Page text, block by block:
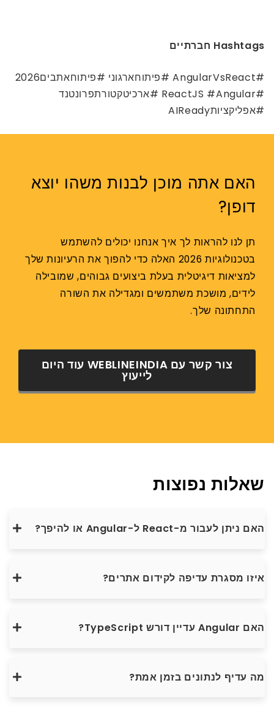
Hashtags חברתיים
#AngularVsReact #פיתוחארגוני #פיתוחאתבים2026
#ReactJS #Angular #ארכיטקטורתפרונטנד
#אפליקציותAIReady
האם אתה מוכן לבנות משהו יוצא
דופן?
תן לנו להראות לך איך אנחנו יכולים להשתמש
בטכנולוגיות 2026 האלה כדי להפוך את הרעיונות שלך
למציאות דיגיטלית בעלת ביצועים גבוהים, שמובילה
לידים, מושכת משתמשים ומגדילה את השורה
התחתונה שלך.
צור קשר עם WEBLINEINDIA עוד היום
לייעוץ
שאלות נפוצות
האם ניתן לעבור מ-React ל-Angular או להיפך?
איזו מסגרת עדיפה לקידום אתרים?
האם Angular עדיין דורש TypeScript?
מה עדיף לנתונים בזמן אמת?